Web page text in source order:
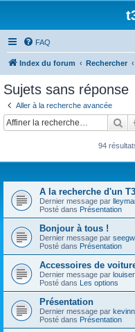
FAQ
Index du forum Rechercher
Sujets sans réponse
Aller à la recherche avancée
94
A la recherche d'un
Dernier message par
Posté dans Présentation
Bonjour à tous !
Dernier message par
Posté dans Présentation
Accessoires de
Dernier message par
Posté dans Les options
Présentation
Dernier message par
Posté dans Présentation